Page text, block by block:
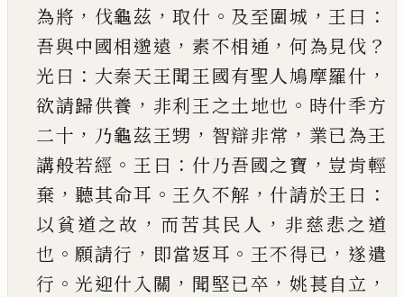
為將 ， 伐龜茲 ，取什 。 及至圍城 ， 王曰 ：
吾與中國相邈遠 ， 素不相通 ，何為見伐 ？
光曰 ： 大秦天王聞王國有聖人鳩摩羅什 ，
欲請歸供養 ， 非利王之土地也 。 時什秊方
二十 ， 乃龜茲王甥 ， 智辯非常 ， 業已為王
講般若經 。 王曰 ： 什乃吾國之寶 ， 豈肯輕
棄 ， 聽其命耳 。 王久不解 ， 什請於王曰 ：
以貧道之故 ， 而苦其民人 ， 非慈悲之道
也 。 願請行 ， 即當返耳 。 王不得已 ， 遂遣
行 。 光迎什入關 ， 聞堅已卒 ，姚萇自立 ，